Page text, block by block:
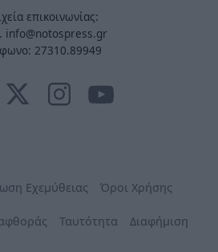
επικοινωνίας:
info@notospress.gr
27310.89949
Εχεμύθειας Όροι Χρήσης
Ταυτότητα Διαφήμιση